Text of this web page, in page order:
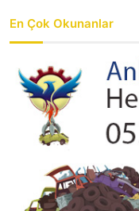
En Çok Okunanlar